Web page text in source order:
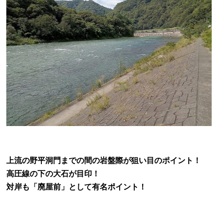
上流の野平洞門までの間の岩盤際が狙い目のポイント！
高圧線の下の大石が目印！
対岸も「廃屋前」として有名ポイント！